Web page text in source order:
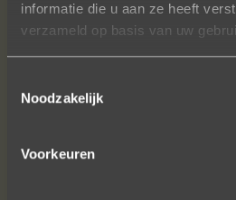
informatie die u aan ze heeft
verzameld op basis van uw
Noodzakelijk
Voorkeuren
Een droom die uitkomt,
prachtig afgewerkt,
We zijn liefdevol
zeggen dan